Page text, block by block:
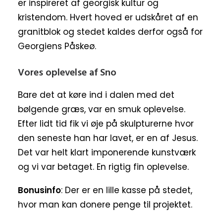
er inspireret af georgisk kultur og
kristendom. Hvert hoved er udskåret af en
granitblok og stedet kaldes derfor også for
Georgiens Påskeø.
Vores oplevelse af Sno
Bare det at køre ind i dalen med det
bølgende græs, var en smuk oplevelse.
Efter lidt tid fik vi øje på skulpturerne hvor
den seneste han har lavet, er en af Jesus.
Det var helt klart imponerende kunstværk
og vi var betaget. En rigtig fin oplevelse.
Bonusinfo: Der er en lille kasse på stedet,
hvor man kan donere penge til projektet.